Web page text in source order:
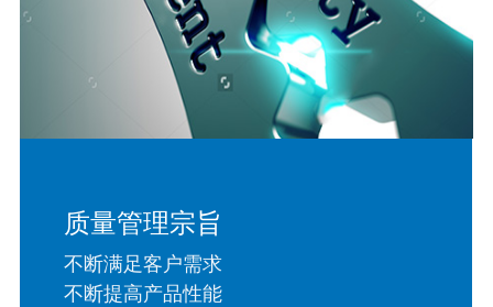
质量管理宗旨
不断满足客户需求
不断提高产品性能